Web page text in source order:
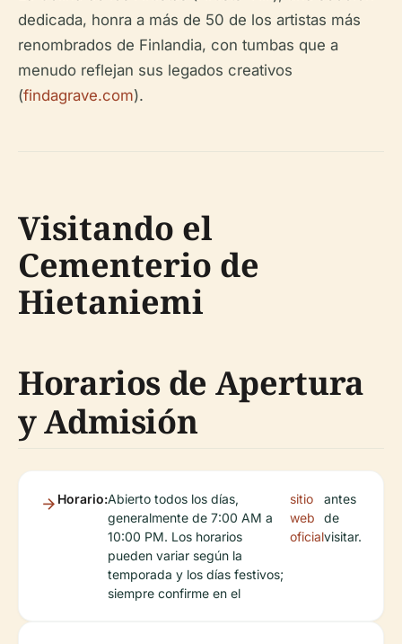
dedicada, honra a más de 50 de los artistas más
renombrados de Finlandia, con tumbas que a
menudo reflejan sus legados creativos
(findagrave.com).
Visitando el
Cementerio de
Hietaniemi
Horarios de Apertura
y Admisión
Horario:Abierto todos los días,
generalmente de 7:00 AM a
10:00 PM. Los horarios
pueden variar según la
temporada y los días festivos;
siempre confirme en el
sitio
web
oficial
antes
de
visitar.